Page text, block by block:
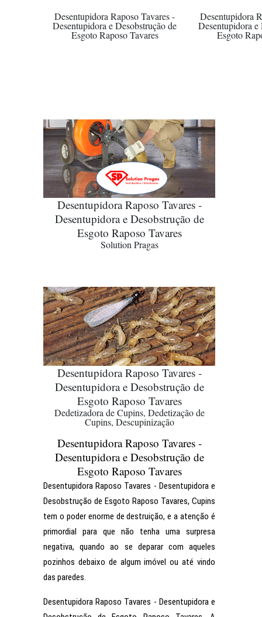
Desentupidora Raposo Tavares -
Desentupidora e Desobstrução de
Esgoto Raposo Tavares
Desentupidora
Desentupidora e
Esgoto
Desentupidora Raposo Tavares -
Desentupidora e Desobstrução de
Esgoto Raposo Tavares
Solution Pragas
Desentupidora Raposo Tavares -
Desentupidora e Desobstrução de
Esgoto Raposo Tavares
Dedetizadora de Cupins, Dedetização de
Cupins, Descupinização
Desentupidora Raposo Tavares -
Desentupidora e Desobstrução de
Esgoto Raposo Tavares
Desentupidora Raposo Tavares - Desentupidora e
Desobstrução de Esgoto Raposo Tavares, Cupins
tem o poder enorme de destruição, e a atenção é
primordial para que não tenha uma surpresa
negativa, quando ao se deparar com aqueles
pozinhos debaixo de algum imóvel ou até vindo
das paredes.
Desentupidora Raposo Tavares - Desentupidora e